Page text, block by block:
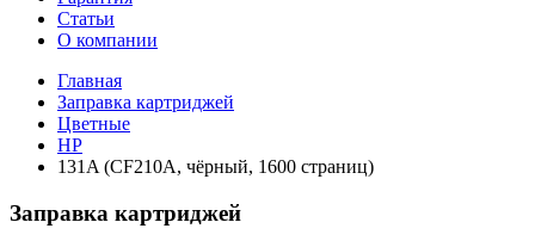
Статьи
О компании
Главная
Заправка картриджей
Цветные
HP
131A (CF210A, чёрный, 1600 страниц)
Заправка картриджей